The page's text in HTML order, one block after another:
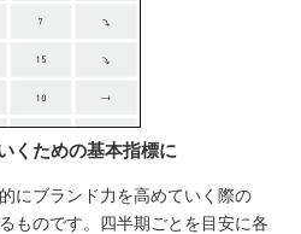
くための基本指標に
にブランド力を高めていく際の
ものです。四半期ごとを目安に各